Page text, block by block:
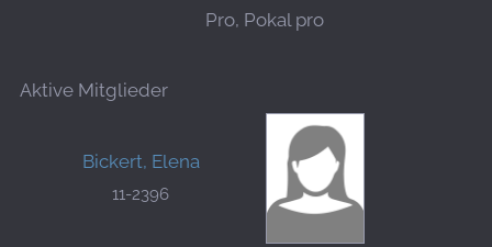
Pro, Pokal pro
Aktive Mitglieder
Bickert, Elena
11-2396